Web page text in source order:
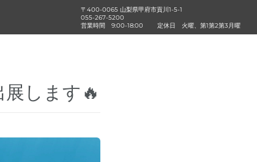
〒400-0065 山梨県甲府市貢川1-5-1
055-267-5200
営業時間
9:00-18:00 定休日 火曜、第1第2第3月曜
します🔥